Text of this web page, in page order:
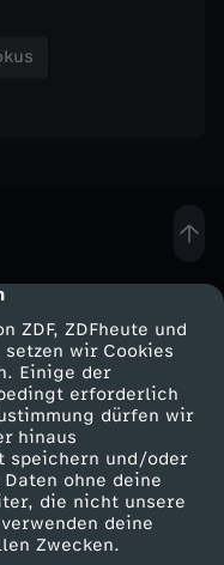
ZDF, ZDFheute und
wir Cookies
Einige der
erforderlich
dürfen wir
hinaus
speichern und/oder
ohne deine
die nicht unsere
deine
Zwecken.
zum ZDF